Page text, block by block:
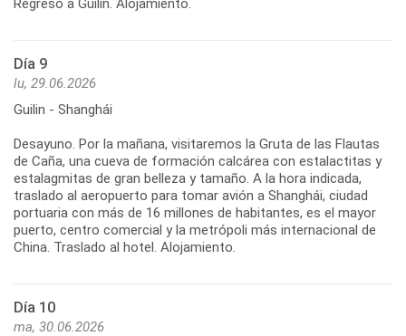
Día 9
lu, 29.06.2026
Guilin - Shanghái
Desayuno. Por la mañana, visitaremos la Gruta de las Flautas
de Caña, una cueva de formación calcárea con estalactitas y
estalagmitas de gran belleza y tamaño. A la hora indicada,
traslado al aeropuerto para tomar avión a Shanghái, ciudad
portuaria con más de 16 millones de habitantes, es el mayor
puerto, centro comercial y la metrópoli más internacional de
Día 10
ma, 30.06.2026